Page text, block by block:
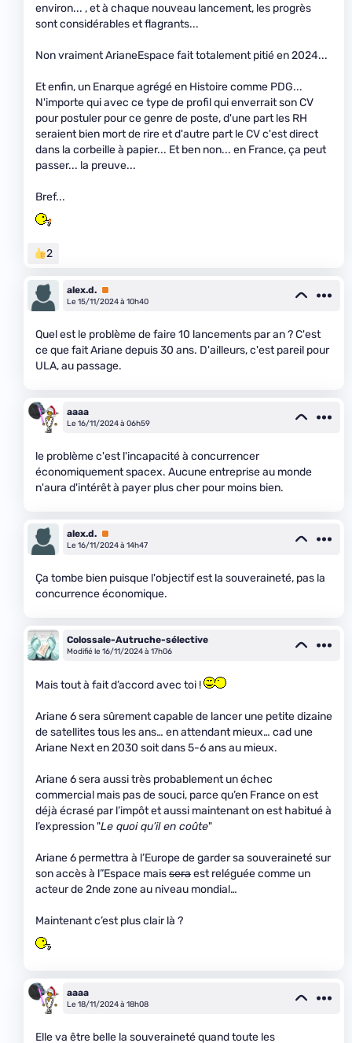
environ... , et à chaque nouveau lancement, les progrès
sont considérables et flagrants...
Non vraiment ArianeEspace fait totalement pitié en 2024...
Et enfin, un Enarque agrégé en Histoire comme PDG...
N'importe qui avec ce type de profil qui enverrait son CV
pour postuler pour ce genre de poste, d'une part les RH
seraient bien mort de rire et d'autre part le CV c'est direct
dans la corbeille à papier... Et ben non... en France, ça peut
passer... la preuve...
Bref...
2
alex.d. Premium
Le 15/11/2024 à 10h40
Quel est le problème de faire 10 lancements par an ? C'est
ce que fait Ariane depuis 30 ans. D'ailleurs, c'est pareil pour
ULA, au passage.
aaaa
Le 16/11/2024 à 06h59
le problème c'est l'incapacité à concurrencer
économiquement spacex. Aucune entreprise au monde
n'aura d'intérêt à payer plus cher pour moins bien.
alex.d. Premium
Le 16/11/2024 à 14h47
Ça tombe bien puisque l'objectif est la souveraineté, pas la
concurrence économique.
Colossale-Autruche-sélective
Modifié le 16/11/2024 à 17h06
Mais tout à fait d’accord avec toi !
Ariane 6 sera sûrement capable de lancer une petite dizaine
de satellites tous les ans… en attendant mieux… cad une
Ariane Next en 2030 soit dans 5-6 ans au mieux.
Ariane 6 sera aussi très probablement un échec
commercial mais pas de souci, parce qu’en France on est
déjà écrasé par l’impôt et aussi maintenant on est habitué à
l’expression "Le quoi qu’il en coûte"
Ariane 6 permettra à l’Europe de garder sa souveraineté sur
son accès à l”Espace maisseraest reléguée comme un
acteur de 2nde zone au niveau mondial…
Maintenant c’est plus clair là ?
aaaa
Le 18/11/2024 à 18h08
Elle va être belle la souveraineté quand toute les